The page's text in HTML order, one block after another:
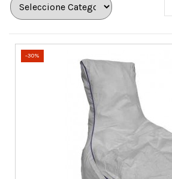
-30%